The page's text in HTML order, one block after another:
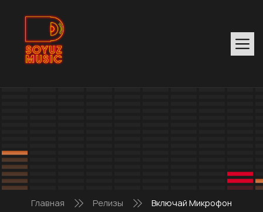
Главная Релизы Включай Микрофон